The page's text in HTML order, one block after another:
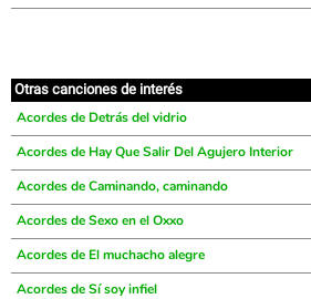
Otras canciones de interés
Acordes de Detrás del vidrio
Acordes de Hay Que Salir Del Agujero Interior
Acordes de Caminando, caminando
Acordes de Sexo en el Oxxo
Acordes de El muchacho alegre
Acordes de Sí soy infiel